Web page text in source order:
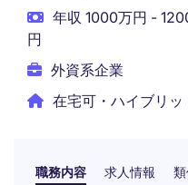
年収 1000万円 -
円
外資系企業
在宅可・ハイブリッ
職務内容 求人情報